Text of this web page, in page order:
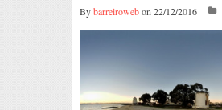
Bybarreirowebon 22/12/2016